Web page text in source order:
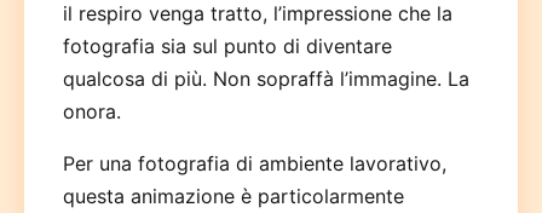
il respiro venga tratto, l’impressione che la
fotografia sia sul punto di diventare
qualcosa di più. Non sopraffà l’immagine. La
onora.
Per una fotografia di ambiente lavorativo,
questa animazione è particolarmente